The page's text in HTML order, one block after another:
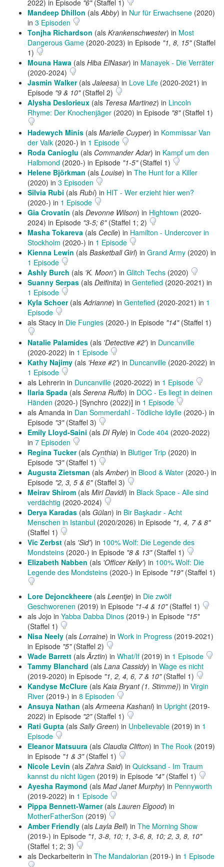
2022) in Episode "6"(Staffel 1)
Mandeep Dhillon (alsAbby) in Nur für Erwachsene (2020)
in 3 Episoden
Tonjha Richardson (als Krankenschwester) in Most
Dangerous Game (2020-2023) in Episode "1, 8, 15"(Staffel
1)
Mouna Hawa (als Hiba ElNasar) in Manayek - Die Verräter
(2020-2024)
Jasmin Walker(als Jaleesa) in Love Life (2020-2021) in
Episode "9 & 10"(Staffel 2)
Alysha Deslorieux (als Teresa Martinez) in Lincoln
Rhyme: Der Knochenjäger (2020) in Episode "8"(Staffel 1)
Hadewych Minis (als Marielle Cuyper) in Kommissar Van
der Valk (2020-) in 1 Episode
Roda Canioglu (als Commander Adar) in Kampf um den
Halbmond (2020-) in Episode "1-5"(Staffel 1)
Helene Björkman (als Louise) in The Hunt for a Killer
(2020) in 3 Episoden
Silvia Rubi (als Rubí) in HIT - Wer erzieht hier wen?
(2020-) in 1 Episode
Gia Crovatin (als Devonne Wilson) in Hightown (2020-
2024) in Episode "3-5; 6"(Staffel 1; 2)
Masha Tokareva (als Cecile) in Hamilton - Undercover in
Stockholm (2020-) in 1 Episode
Kienna Lewin (als Basketball Girl) in Grand Army (2020) in
1 Episode
Ashly Burch (als 'K. Moon') in Glitch Techs (2020)
Suanny Serpas (als Delfinita) in Gentefied (2020-2021) in
1 Episode
Kyla Schoer(alsAdrianne) in Gentefied (2020-2021) in 1
Episode
als Stacy in Die Fungies (2020-) in Episode "14"(Staffel 1)
Natalie Palamides (als 'Detective #2') in Duncanville
(2020-2022) in 1 Episode
Kathy Najimy (als 'Hexe #2') in Duncanville (2020-2022) in
1 Episode
als Lehrerin in Duncanville (2020-2022) in 1 Episode
Ilaria Spada (als Serena Ruffo) in DOC - Es liegt in deinen
Händen (2020-) [Synchro (2022)] in 1 Episode
als Amanda in Dan Sommerdahl - Tödliche Idylle (2020-) in
Episode "3"(Staffel 3)
Emily Lloyd-Saini (als DI Ryle) in Code 404 (2020-2022)
in 7 Episoden
Regina Tucker(als Cynthia) in Blutiger Trip (2020) in
Episode "3"(Staffel 1)
Augusta Zietsman (alsAmber) in Blood & Water (2020-) in
Episode "2, 3, 5 & 6"(Staffel 3)
Meirav Shirom (als Miri Davidi) in Black Space - Alle sind
verdächtig (2020-2024)
Derya Karadas (als Gülan) in Bir Başkadır - Acht
Menschen in Istanbul (2020/2026) in Episode "1, 4, 7 & 8"
(Staffel 1)
Vic Zerbst (als 'Sid') in 100% Wolf: Die Legende des
Mondsteins (2020-) in Episode "8 & 13"(Staffel 1)
Elizabeth Nabben (als 'Officer Kelly') in 100% Wolf: Die
Legende des Mondsteins (2020-) in Episode "19"(Staffel 1)
Lore Dejonckheere (als Leentje) in Die zwölf
Geschworenen (2019) in Episode "1-4 & 10"(Staffel 1)
als Jojo in Yabba Dabba Dinos (2019-) in Episode "15"
(Staffel 1)
Nisa Neely (als Lorraine) in Work in Progress (2019-2021)
in Episode "5"(Staffel 2)
Wade Barrett (alsÄrztin) in What/If (2019) in 1 Episode
Tammy Blanchard (als Lana Cassidy) in Wage es nicht
(2019-2020) in Episode "1, 2, 4, 6, 7 & 10"(Staffel 1)
Kandyse McClure (als Kaia Bryant (1. Stimme)) in Virgin
River (2019-) in 8 Episoden
Ansuya Nathan (alsArmeena Kashani) in Upright (2019-
2022) in Episode "2"(Staffel 1)
Rati Gupta (als Sally Green) in Unbelievable (2019) in 1
Episode
Eleanor Matsuura (als Claudia Clifton) in The Rook (2019)
in Episode "1 & 3"(Staffel 1)
Nicole Levin (alsZahra Said) in Quicksand - Im Traum
kannst du nicht lügen (2019) in Episode "4"(Staffel 1)
Ayesha Raymond (als Mad Janet Murphy) in Pennyworth
(2019-2022) in 1 Episode
Pippa Bennett-Warner(als Lauren Elgood) in
MotherFatherSon (2019)
Amber Friendly (als Layla Bell) in The Morning Show
(2019-) in Episode "1, 3-8, 10; 1, 3-6, 8, 10; 2, 3, 8, 10"
(Staffel 1; 2; 3)
als Deckarbeiterin in The Mandalorian (2019-) in 1 Episode